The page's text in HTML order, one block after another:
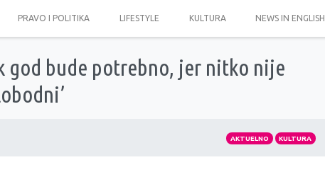
PRAVO I POLITIKA LIFESTYLE KULTURA NEWS IN ENGLISH
god bude potrebno, jer nitko nije
AKTUELNO KULTURA